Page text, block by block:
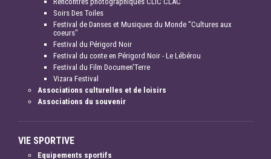
Soirs Des Toiles
Festival de Danses et Musiques du Monde "Cultures aux
coeurs"
Festival du Périgord Noir
Festival du conte en Périgord Noir - Le Lébérou
Festival du Film Documen'Terre
Vizara Festival
Associations culturelles et de loisirs
Associations du souvenir
VIE SPORTIVE
Equipements sportifs